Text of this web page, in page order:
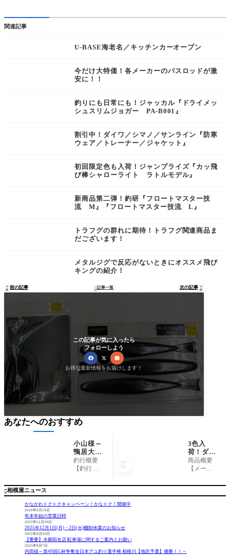
関連記事
U-BASE海老名／キッチンカーオープン
今だけ大特価！各メーカーのバスロッドが激
安に！！
釣りにも日常にも！ジャッカル『ドライメッ
シュスリムジョガー PA-B001』
割引中！ダイワ／シマノ／サンライン『防寒
ウェア／トレーナー／ジャケット』
初回限定色も入荷！ジャンプライズ『カッ飛
び棒シャローライト ラトルモデル』
新商品第二弾！釣研『フロートマスター技
流 M』『フロートマスター技流 L』
トラフグの群れに期待！トラフグ関連商品ま
だございます！
メタルジグで反応がないときにオススメ飛び
キングの紹介！
 前の記事 記事一覧 次の記事 
この記事が気に入ったら
フォローしよう
お得な最新情報をお届けします！
相模屋ニュース
かながわトクトクキャンペーン！かなトク！開催中
2026年6月19日
年末年始の営業日時
2025年12月29日
2025年12月1日(月)・2日(火)棚卸休業のお知らせ
2025年9月30日
【重要】水郷田名店 駐車場に関するご案内とお願い
2025年9月7日
内田様～第49回G杯争奪全日本アユ釣り選手権 相模川【地区予選】優勝！！～
あなたへのおすすめ
小山様～
鴨居大
室/トラ
フグ1匹
釣行概要
【釣行
5年4月30
時間】 0
所】 鴨
【船宿】
一郎丸
3色入
荷！ダイ
ワ『DL-
1462
ラジアル
商品概要
【メーカ
イワ 【商
